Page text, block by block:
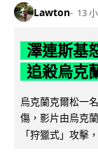
Lawton 13
澤連斯基
追殺烏克
烏克蘭克爾松一
傷，影片由烏克
「狩獵式」攻擊